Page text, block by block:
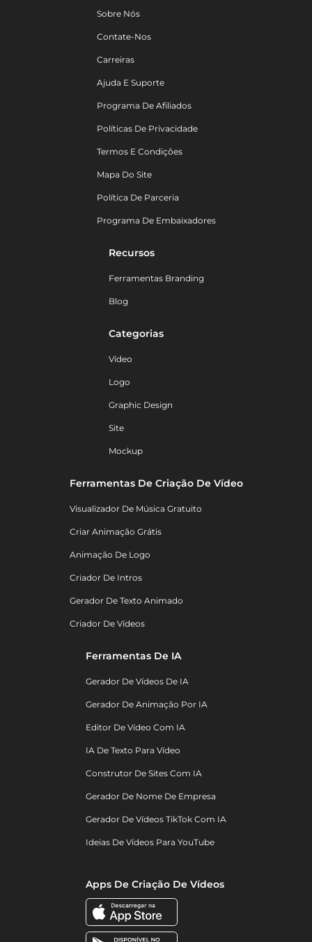
Sobre Nós
Contate-Nos
Carreiras
Ajuda E Suporte
Programa De Afiliados
Políticas De Privacidade
Termos E Condições
Mapa Do Site
Política De Parceria
Programa De Embaixadores
Recursos
Ferramentas Branding
Blog
Categorias
Vídeo
Logo
Graphic Design
Site
Mockup
Ferramentas De Criação De Vídeo
Visualizador De Música Gratuito
Criar Animação Grátis
Animação De Logo
Criador De Intros
Gerador De Texto Animado
Criador De Vídeos
Ferramentas De IA
Gerador De Vídeos De IA
Gerador De Animação Por IA
Editor De Vídeo Com IA
IA De Texto Para Vídeo
Construtor De Sites Com IA
Gerador De Nome De Empresa
Gerador De Vídeos TikTok Com IA
Ideias De Vídeos Para YouTube
Apps De Criação De Vídeos